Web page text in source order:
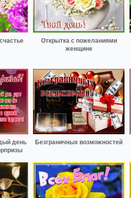
Открытка с пожеланиями
женщине
день
Безграничных возможностей